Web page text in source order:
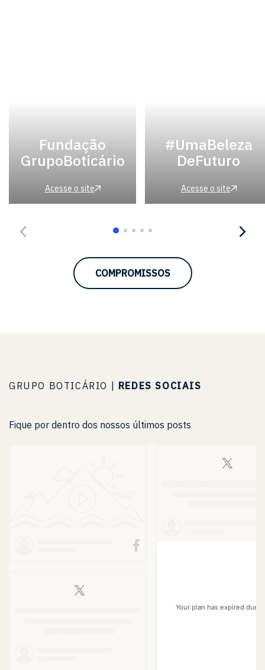
Fundação
GrupoBoticário
Acesse o site
#UmaBeleza
DeFuturo
Acesse o site
COMPROMISSOS
GRUPO BOTICÁRIO | REDES SOCIAIS
Fique por dentro dos nossos últimos posts